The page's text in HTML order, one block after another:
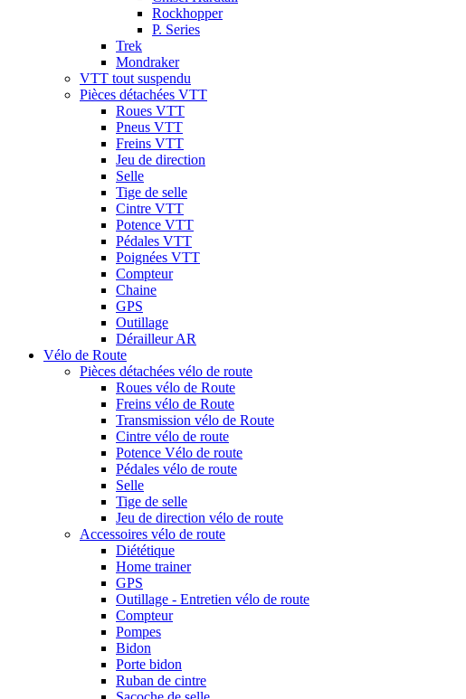
Rockhopper
P. Series
Trek
Mondraker
VTT tout suspendu
Pièces détachées VTT
Roues VTT
Pneus VTT
Freins VTT
Jeu de direction
Selle
Tige de selle
Cintre VTT
Potence VTT
Pédales VTT
Poignées VTT
Compteur
Chaine
GPS
Outillage
Dérailleur AR
Vélo de Route
Pièces détachées vélo de route
Roues vélo de Route
Freins vélo de Route
Transmission vélo de Route
Cintre vélo de route
Potence Vélo de route
Pédales vélo de route
Selle
Tige de selle
Jeu de direction vélo de route
Accessoires vélo de route
Diététique
Home trainer
GPS
Outillage - Entretien vélo de route
Compteur
Pompes
Bidon
Porte bidon
Ruban de cintre